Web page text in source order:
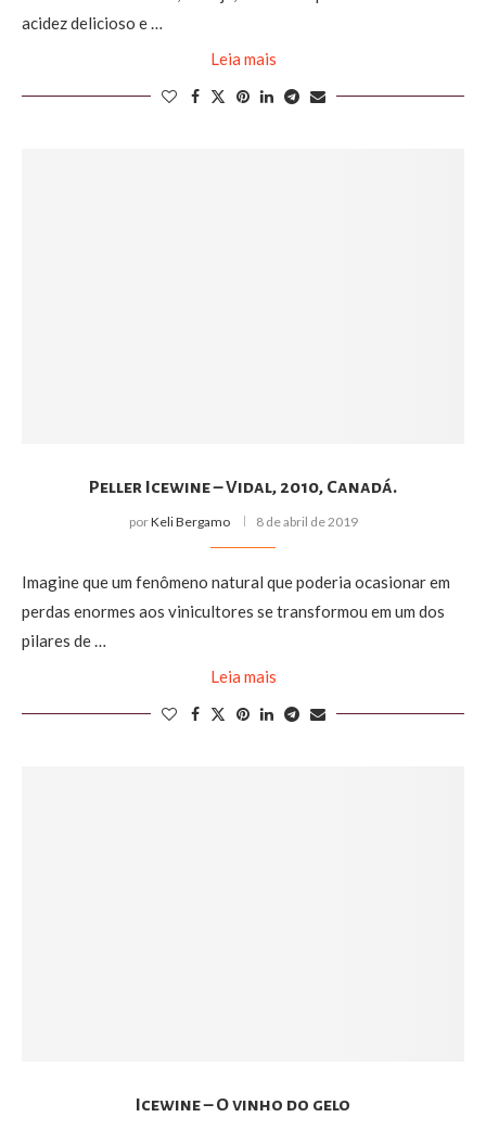
acidez delicioso e …
Leia mais
Peller Icewine – Vidal, 2010, Canadá.
porKeli Bergamo 8 de abril de 2019
Imagine que um fenômeno natural que poderia ocasionar em
perdas enormes aos vinicultores se transformou em um dos
pilares de …
Leia mais
Icewine – O vinho do gelo